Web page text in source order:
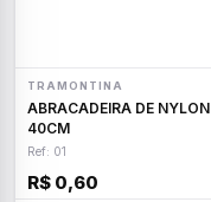
TRAMONTINA
ABRACADEIRA DE NYLON
40CM
Ref: 01
R$ 0,60